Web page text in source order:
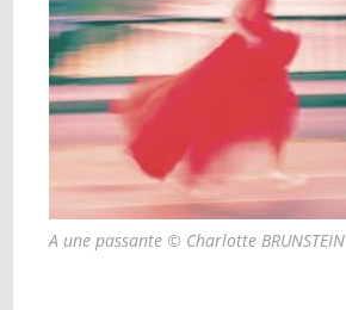
A une passante © Charlotte BRUNSTEIN